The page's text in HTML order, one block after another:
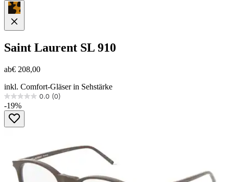
Saint Laurent SL 910
ab€ 208,00
inkl. Comfort-Gläser in Sehstärke
0.0 (0)
0.0
von
Sternen.
-19%